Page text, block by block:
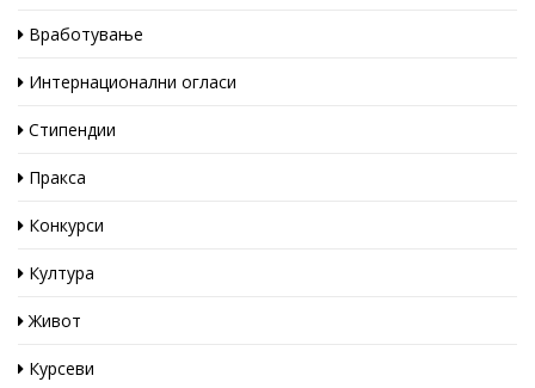
Вработување
Интернационални огласи
Стипендии
Пракса
Конкурси
Култура
Живот
Курсеви